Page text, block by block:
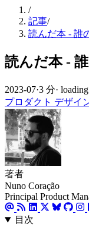
/
記事/
読んだ本 - 誰
読んだ本 -
2023-07·3 分· loading
プロダクト デザイ
著者
Nuno Coração
Principal Product
目次